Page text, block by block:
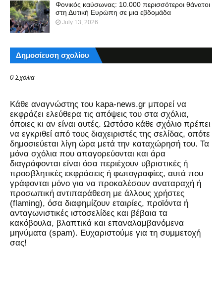
Φονικός καύσωνας: 10.000 περισσότεροι θάνατοι
στη Δυτική Ευρώπη σε μια εβδομάδα
July 13, 2026
Δημοσίευση σχολίου
0 Σχόλια
Kάθε αναγνώστης του kapa-news.gr μπορεί να
εκφράζει ελεύθερα τις απόψεις του στα σχόλια,
όποιες κι αν είναι αυτές. Ωστόσο κάθε σχόλιο πρέπει
να εγκριθεί από τους διαχειριστές της σελίδας, οπότε
δημοσιεύεται λίγη ώρα μετά την καταχώρησή του. Τα
μόνα σχόλια που απαγορεύονται και άρα
διαγράφονται είναι όσα περιέχουν υβριστικές ή
προσβλητικές εκφράσεις ή φωτογραφίες, αυτά που
γράφονται μόνο για να προκαλέσουν αναταραχή ή
προσωπική αντιπαράθεση με άλλους χρήστες
(flaming), όσα διαφημίζουν εταιρίες, προϊόντα ή
ανταγωνιστικές ιστοσελίδες και βέβαια τα
κακόβουλα, βλαπτικά και επαναλαμβανόμενα
μηνύματα (spam). Ευχαριστούμε για τη συμμετοχή
σας!